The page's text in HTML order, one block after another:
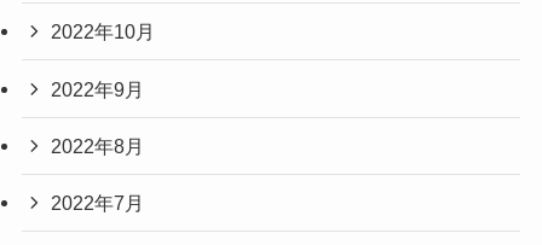
2022年10月
2022年9月
2022年8月
2022年7月